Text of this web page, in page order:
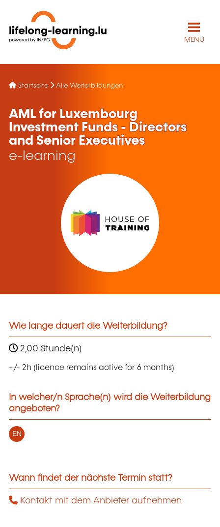
MENÜ
Startseite Alle Weiterbildungen
AML for Luxembourg
Investment Funds - Directors
and Senior Executives
e-learning
Wie lange dauert die Weiterbildung?
2,00 Stunde(n)
+/- 2h (licence remains active for 6 months)
In welcher/n Sprache(n) wird die Weiterbildung
angeboten?
EN
Wann findet der nächste Termin statt?
Kontakt mit dem Anbieter aufnehmen